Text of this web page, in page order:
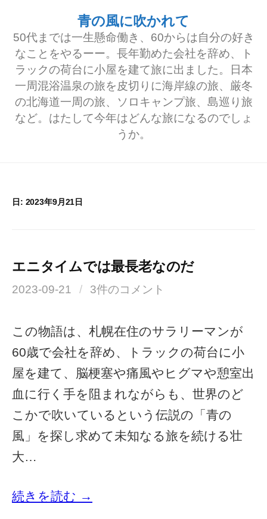
青の風に吹かれて
50代までは一生懸命働き、60からは自分の好き
なことをやるーー。長年勤めた会社を辞め、ト
ラックの荷台に小屋を建て旅に出ました。日本
一周混浴温泉の旅を皮切りに海岸線の旅、厳冬
の北海道一周の旅、ソロキャンプ旅、島巡り旅
など。はたして今年はどんな旅になるのでしょ
うか。
日: 2023年9月21日
エニタイムでは最長老なのだ
2023-09-21 / 3件のコメント
この物語は、札幌在住のサラリーマンが
60歳で会社を辞め、トラックの荷台に小
屋を建て、脳梗塞や痛風やヒグマや憩室出
血に行く手を阻まれながらも、世界のど
こかで吹いているという伝説の「青の
風」を探し求めて未知なる旅を続ける壮
大…
続きを読む →